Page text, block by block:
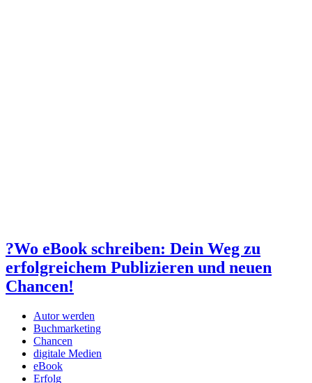
?Wo eBook schreiben: Dein Weg zu
erfolgreichem Publizieren und neuen
Chancen!
Autor werden
Buchmarketing
Chancen
digitale Medien
eBook
Erfolg